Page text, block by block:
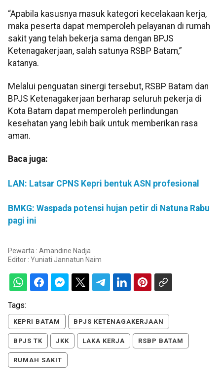
“Apabila kasusnya masuk kategori kecelakaan kerja,
maka peserta dapat memperoleh pelayanan di rumah
sakit yang telah bekerja sama dengan BPJS
Ketenagakerjaan, salah satunya RSBP Batam,”
katanya.
Melalui penguatan sinergi tersebut, RSBP Batam dan
BPJS Ketenagakerjaan berharap seluruh pekerja di
Kota Batam dapat memperoleh perlindungan
kesehatan yang lebih baik untuk memberikan rasa
aman.
Baca juga:
LAN: Latsar CPNS Kepri bentuk ASN profesional
BMKG: Waspada potensi hujan petir di Natuna Rabu
pagi ini
Pewarta : Amandine Nadja
Editor : Yuniati Jannatun Naim
Tags:
KEPRI BATAM BPJS KETENAGAKERJAAN
BPJS TK JKK LAKA KERJA RSBP BATAM
RUMAH SAKIT